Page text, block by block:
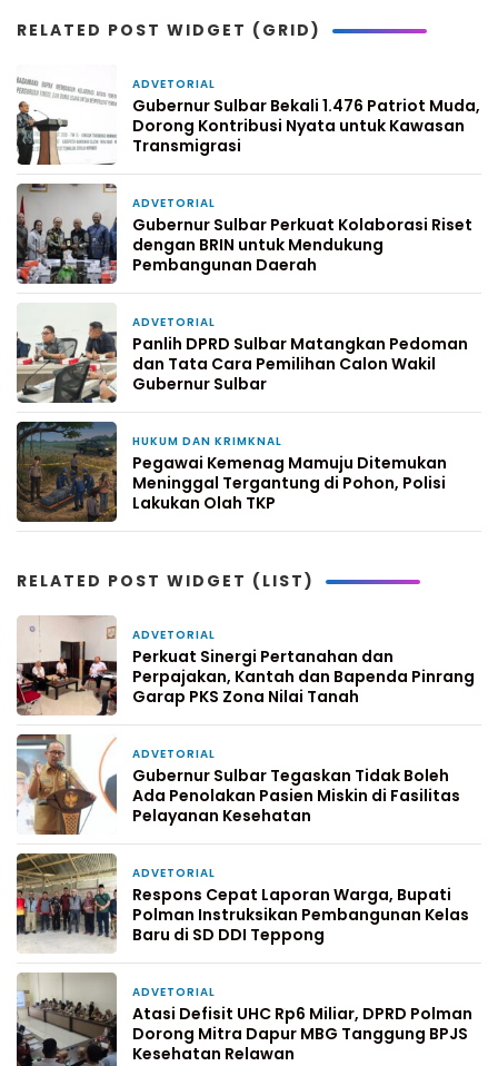
RELATED POST WIDGET (GRID)
ADVETORIAL
Gubernur Sulbar Bekali 1.476 Patriot Muda,
Dorong Kontribusi Nyata untuk Kawasan
Transmigrasi
ADVETORIAL
Gubernur Sulbar Perkuat Kolaborasi Riset
dengan BRIN untuk Mendukung
Pembangunan Daerah
ADVETORIAL
Panlih DPRD Sulbar Matangkan Pedoman
dan Tata Cara Pemilihan Calon Wakil
Gubernur Sulbar
HUKUM DAN KRIMKNAL
Pegawai Kemenag Mamuju Ditemukan
Meninggal Tergantung di Pohon, Polisi
Lakukan Olah TKP
RELATED POST WIDGET (LIST)
ADVETORIAL
Perkuat Sinergi Pertanahan dan
Perpajakan, Kantah dan Bapenda Pinrang
Garap PKS Zona Nilai Tanah
ADVETORIAL
Gubernur Sulbar Tegaskan Tidak Boleh
Ada Penolakan Pasien Miskin di Fasilitas
Pelayanan Kesehatan
ADVETORIAL
Respons Cepat Laporan Warga, Bupati
Polman Instruksikan Pembangunan Kelas
Baru di SD DDI Teppong
ADVETORIAL
Atasi Defisit UHC Rp6 Miliar, DPRD Polman
Dorong Mitra Dapur MBG Tanggung BPJS
Kesehatan Relawan